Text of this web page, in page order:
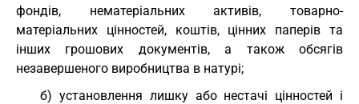
фондів, нематеріальних активів, товарно-
матеріальних цінностей, коштів, цінних паперів та
інших грошових документів, а також обсягів
незавершеного виробництва в натурі;
б) установлення лишку або нестачі цінностей і